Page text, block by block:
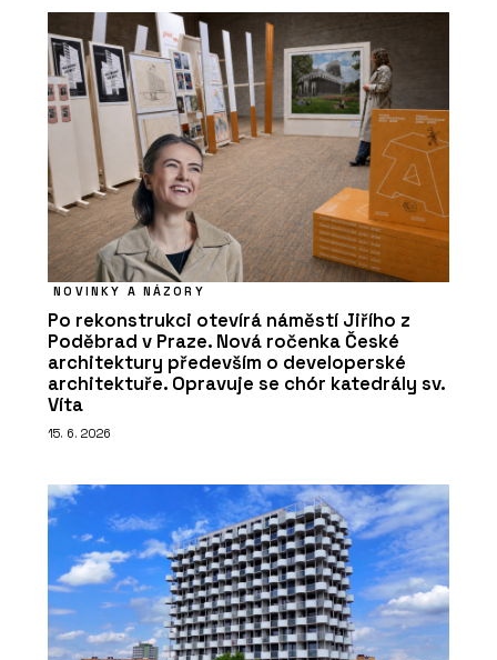
NOVINKY A NÁZORY
Po rekonstrukci otevírá náměstí Jiřího z
Poděbrad v Praze. Nová ročenka České
architektury především o developerské
architektuře. Opravuje se chór katedrály sv.
Víta
15. 6. 2026